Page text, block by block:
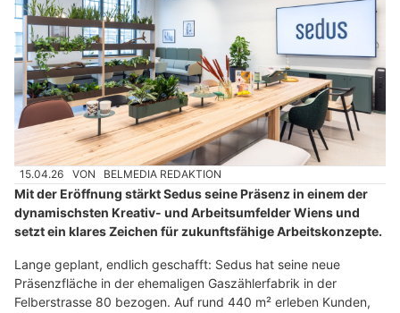
15.04.26 VON BELMEDIA REDAKTION
Mit der Eröffnung stärkt Sedus seine Präsenz in einem der
dynamischsten Kreativ- und Arbeitsumfelder Wiens und
setzt ein klares Zeichen für zukunftsfähige Arbeitskonzepte.
Lange geplant, endlich geschafft: Sedus hat seine neue
Präsenzfläche in der ehemaligen Gaszählerfabrik in der
Felberstrasse 80 bezogen. Auf rund 440 m² erleben Kunden,